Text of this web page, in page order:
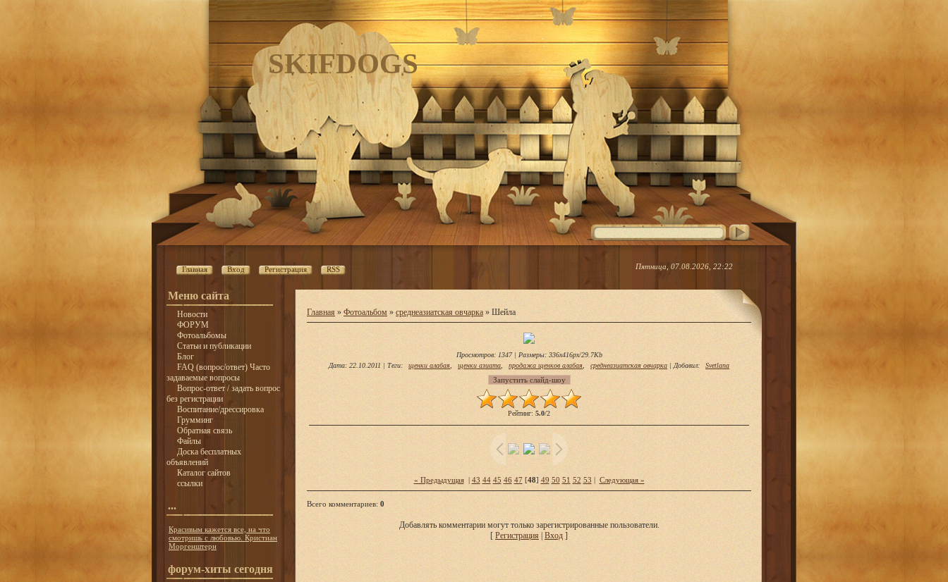
SKIFDOGS
Главная Вход Регистрация RSS Пятница, 07.08.2026, 22:22
Меню сайта
Новости
ФОРУМ
Фотоальбомы
Статьи и публикации
Блог
FAQ (вопрос/ответ) Часто
задаваемые вопросы
Вопрос-ответ / задать вопрос
без регистрации
Воспитание/дрессировка
Грумминг
Обратная связь
Файлы
Доска бесплатных
объявлений
Каталог сайтов
ссылки
...
Красивым кажется все, на что
смотришь с любовью. Кристиан
Моргенштерн
форум-хиты сегодня
Главная » Фотоальбом » среднеазиатская овчарка » Шейла
Просмотров: 1347 | Размеры: 336x416px/29.7Kb
Дата: 22.10.2011 | Теги: щенки алабая щенки азиата продажа щенков алабая среднеазиатская овчарка | Добавил: Svetlana
Рейтинг: 5.0/2
« Предыдущая| 43 44 45 46 47[48] 49 50 51 52 53 | Следующая »
Всего комментариев: 0
Добавлять комментарии могут только зарегистрированные пользователи.
[ Регистрация Вход ]